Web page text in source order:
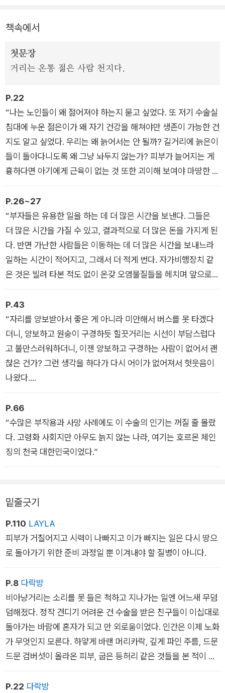
된다. 나아가 최정화는 ‘더 젊고 더 아름다운 신체’를 원하는 인간
의 욕망을 일갈하는 데서 그치지 않는다.
책속에서
첫문장
거리는 온통 젊은 사람 천지다.
P.22
“나는 노인들이 왜 젊어져야 하는지 묻고 싶었다. 또 저기 수술실
침대에 누운 젊은이가 왜 자기 건강을 해쳐야만 생존이 가능한 건
지도 알고 싶었다. 우리는 왜 늙어서는 안 될까? 길거리에 늙은이
들이 돌아다니도록 왜 그냥 놔두지 않는가? 피부가 늘어지는 게
흉하다면 아기에게 근육이 없는 것 또한 괴이해 보여야 마땅한 일
이 아닐까? 전염되지도 않는 검버섯을 누구를 위해 제거해야 하
느냔 말이다. 나는 그렇게 소리치고 싶었지만 그래봤자 미치광이
취급만 받을 뿐이라는 것 또한 잘 알고 있었다.”
P.26~27
“부자들은 유용한 일을 하는 데 더 많은 시간을 보낸다. 그들은
더 많은 시간을 가질 수 있고, 결과적으로 더 많은 돈을 가지게 된
다. 반면 가난한 사람들은 이동하는 데 더 많은 시간을 보내느라
일하는 시간이 적어지고, 그래서 더 적게 번다. 자가비행장치 같
은 것은 빌려 타본 적도 없이 온갖 오염물질들을 헤치며 앞으로
전진한다.”
P.43
“자리를 양보받아서 좋은 게 아니라 미안해서 버스를 못 타겠다
더니, 양보하고 원숭이 구경하듯 힐끗거리는 시선이 부담스럽다
고 불만스러워하더니, 이젠 양보하고 구경하는 사람이 없어서 괜
찮은 건가? 그런 생각을 하다가 다시 어이가 없어져서 헛웃음이
나왔다.
대체 무슨 생각이지?
엄마도 젊어지고 싶었나?
호르몬 수술을 받는 친구들의 뒷담화를 내게 실컷 늘어놓을 때는
언제고?
그건 탐욕이고 자연을 거스르는 중죄라고 언성을 높여놓고는 이
제 와서 대체 왜?
P.66
“수많은 부작용과 사망 사례에도 이 수술의 인기는 꺼질 줄 몰랐
다. 고령화 사회지만 아무도 늙지 않는 나라, 여기는 호르몬 체인
징의 천국 대한민국이었다.”
밑줄긋기
P.110 LAYLA
피부가 거칠어지고 시력이 나빠지고 이가 빠지는 일은 다시 땅으
로 돌아가기 위한 준비 과정일 뿐 이겨내야 할 질병이 아니다.
P.8 다락방
비아냥거리는 소리를 못 들은 척하고 지나가는 일엔 어느새 무덤
덤해졌다. 정작 견디기 어려운 건 수술을 받은 친구들이 이십대로
돌아가는 바람에 혼자가 되고 만 외로움이었다. 인간은 이제 노화
가 무엇인지 모른다. 하얗게 바랜 머리카락, 깊게 파인 주름, 드문
드문 검버섯이 올라온 피부, 굽은 등허리 같은 것들을 본 적이 없
다. 만약 노인이 길거리를 지나다닌다면 동물원우리를 탈출한 원
숭이와 다름없는 볼거리가 될 것이다.
P.22 다락방